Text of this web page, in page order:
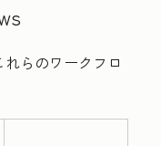
らのワークフロ